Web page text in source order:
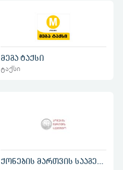
მეგა ტაქსი
ტაქსი